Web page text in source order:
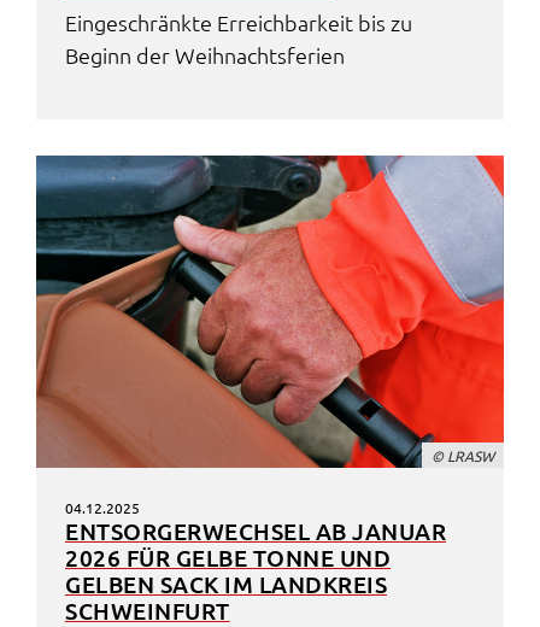
Einge­schränk­te Erreich­bar­keit bis zu
Beginn der Weih­nachts­fe­ri­en
© LRASW
04.12.2025
ENTSOR­GER­WECH­SEL AB JANU­AR
2026 FÜR GELBE TONNE UND
GELBEN SACK IM LAND­KREIS
SCHWEIN­FURT